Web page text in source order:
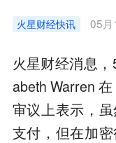
火星财经快讯 05
火星财经消息
abeth Warren
审议上表示，
支付，但在加